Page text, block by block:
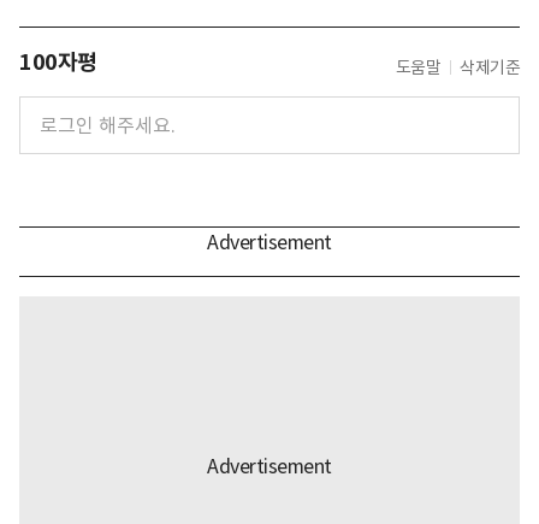
100자평 도움말 삭제기준